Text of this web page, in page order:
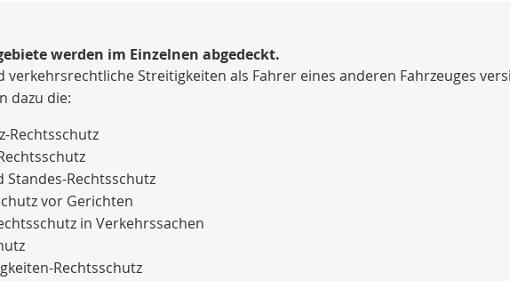
werden im Einzelnen abgedeckt.
verkehrsrechtliche Streitigkeiten als Fahrer eines anderen Fahrzeuges
dazu die:
Rechtsschutz
Standes-Rechtsschutz
vor Gerichten
in Verkehrssachen
Rechtsschutz